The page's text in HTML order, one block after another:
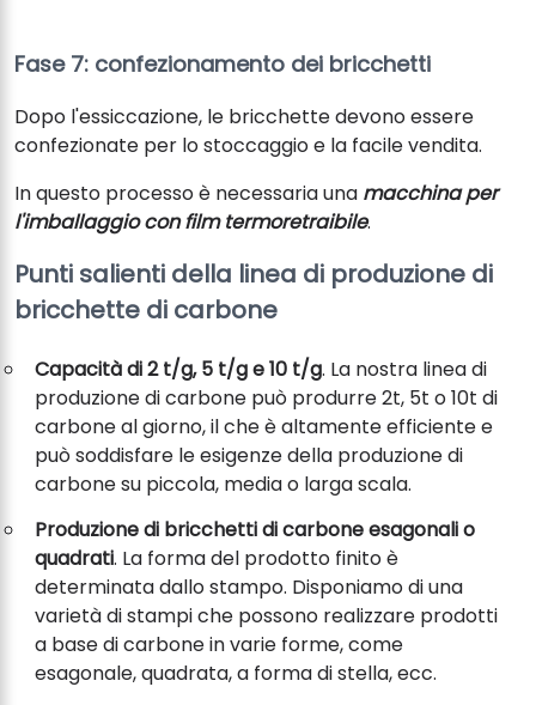
Fase 7: confezionamento dei bricchetti
Dopo l'essiccazione, le bricchette devono essere
confezionate per lo stoccaggio e la facile vendita.
In questo processo è necessaria una macchina per
l'imballaggio con film termoretraibile.
Punti salienti della linea di produzione di
bricchette di carbone
Capacità di 2 t/g, 5 t/g e 10 t/g. La nostra linea di
produzione di carbone può produrre 2t, 5t o 10t di
carbone al giorno, il che è altamente efficiente e
può soddisfare le esigenze della produzione di
carbone su piccola, media o larga scala.
Produzione di bricchetti di carbone esagonali o
quadrati. La forma del prodotto finito è
determinata dallo stampo. Disponiamo di una
varietà di stampi che possono realizzare prodotti
a base di carbone in varie forme, come
esagonale, quadrata, a forma di stella, ecc.